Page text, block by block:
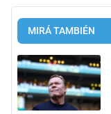
MIRÁ TAMBIÉN